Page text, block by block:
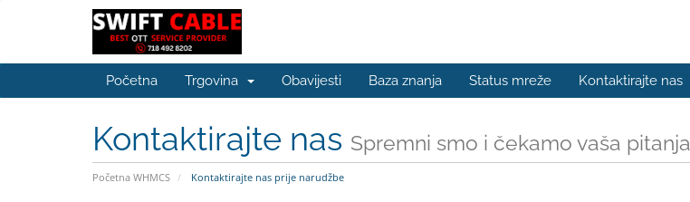
Početna Trgovina Obavijesti Baza znanja Status mreže Kontaktirajte nas
Kontaktirajte nas Spremni smo i čekamo vaša pitanja
Početna WHMCS Kontaktirajte nas prije narudžbe